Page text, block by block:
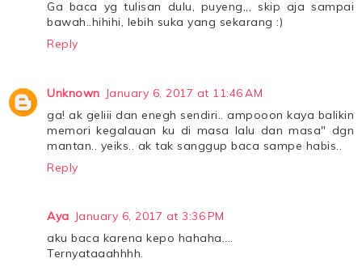
Ga baca yg tulisan dulu, puyeng,,, skip aja sampai
bawah..hihihi, lebih suka yang sekarang :)
Reply
Unknown January 6, 2017 at 11:46 AM
ga! ak geliii dan enegh sendiri.. ampooon kaya balikin
memori kegalauan ku di masa lalu dan masa" dgn
mantan.. yeiks.. ak tak sanggup baca sampe habis..
Reply
Aya January 6, 2017 at 3:36 PM
aku baca karena kepo hahaha....
Ternyataaahhhh.